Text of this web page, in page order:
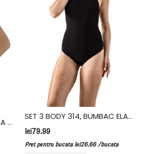
SET 6 MAIOURI DAMA BRETEA SUBTIRE, BUMBAC, FIDAN, ALB
SET 3 BODY 314, BUMBAC ELASTAN, VIVALDI
lei79.99
Pret pentru bucata lei26.66 /bucata